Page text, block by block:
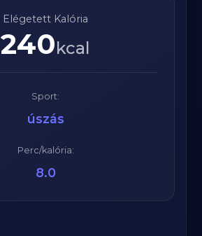
Elégetett Kalória
240kcal
Sport:
úszás
Perc/kalória:
8.0